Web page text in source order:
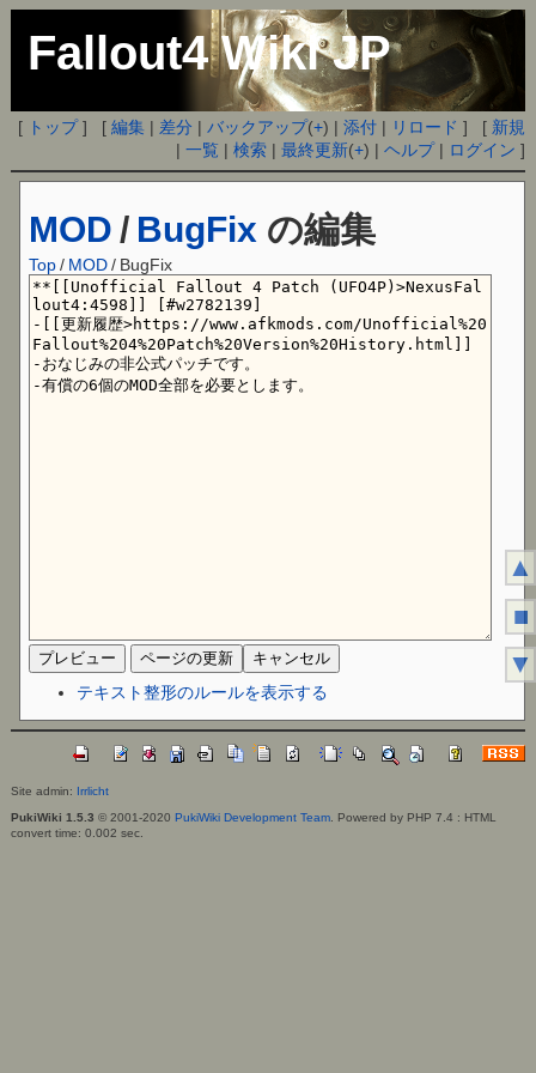
Fallout4 Wiki JP
[ トップ] [編集 | 差分 |バックアップ(+) |添付 | リロード ] [ 新規
|一覧 |検索 |最終更新(+) |ヘルプ| ログイン ]
MOD / BugFix の編集
Top / MOD/ BugFix
テキスト整形のルールを表示する
Site admin: Irrlicht
PukiWiki 1.5.3 © 2001-2020 PukiWiki Development Team. Powered by PHP 7.4 : HTML
convert time: 0.002 sec.
▲
■
▼